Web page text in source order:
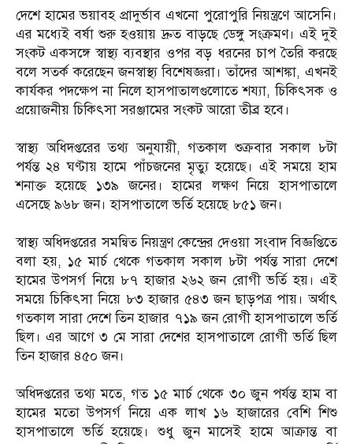
দেশে হামের ভয়াবহ প্রাদুর্ভাব এখনো পুরোপুরি নিয়ন্ত্রণে আসেনি।
এর মধ্যেই বর্ষা শুরু হওয়ায় দ্রুত বাড়ছে ডেঙ্গু সংক্রমণ। এই দুই
সংকট একসঙ্গে স্বাস্থ্য ব্যবস্থার ওপর বড় ধরনের চাপ তৈরি করছে
বলে সতর্ক করেছেন জনস্বাস্থ্য বিশেষজ্ঞরা। তাঁদের আশঙ্কা, এখনই
কার্যকর পদক্ষেপ না নিলে হাসপাতালগুলোতে শয্যা, চিকিৎসক ও
প্রয়োজনীয় চিকিৎসা সরঞ্জামের সংকট আরো তীব্র হবে।
স্বাস্থ্য অধিদপ্তরের তথ্য অনুযায়ী, গতকাল শুক্রবার সকাল ৮টা
পর্যন্ত ২৪ ঘণ্টায় হামে পাঁচজনের মৃত্যু হয়েছে। এই সময়ে হাম
শনাক্ত হয়েছে ১৩৯ জনের। হামের লক্ষণ নিয়ে হাসপাতালে
এসেছে ৯৬৮ জন। হাসপাতালে ভর্তি হয়েছে ৮৫১ জন।
স্বাস্থ্য অধিদপ্তরের সমন্বিত নিয়ন্ত্রণ কেন্দ্রের দেওয়া সংবাদ বিজ্ঞপ্তিতে
বলা হয়, ১৫ মার্চ থেকে গতকাল সকাল ৮টা পর্যন্ত সারা দেশে
হামের উপসর্গ নিয়ে ৮৭ হাজার ২৬২ জন রোগী ভর্তি হয়। এই
সময়ে চিকিৎসা নিয়ে ৮৩ হাজার ৫৪৩ জন ছাড়পত্র পায়। অর্থাৎ
গতকাল সারা দেশে তিন হাজার ৭১৯ জন রোগী হাসপাতালে ভর্তি
ছিল। এর আগে ৩ মে সারা দেশের হাসপাতালে রোগী ভর্তি ছিল
তিন হাজার ৪৫০ জন।
অধিদপ্তরের তথ্য মতে, গত ১৫ মার্চ থেকে ৩০ জুন পর্যন্ত হাম বা
হামের মতো উপসর্গ নিয়ে এক লাখ ১৬ হাজারের বেশি শিশু
হাসপাতালে ভর্তি হয়েছে। শুধু জুন মাসেই হামে আক্রান্ত বা